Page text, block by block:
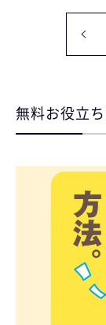
無料お役立